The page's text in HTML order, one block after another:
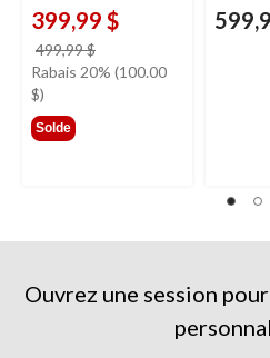
399,99 $
499,99 $
était
Rabais 20% (100.00
$)
Solde
Ouvrez une session